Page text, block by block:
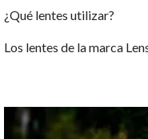
¿Qué lentes utilizar?
Los lentes de la marca